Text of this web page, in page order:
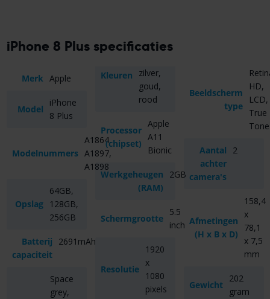
iPhone 8 Plus specificaties
Merk Apple
Model
iPhone
8 Plus
Modelnummers
A1864,
A1897,
A1898
Opslag
64GB,
128GB,
256GB
Batterij
capaciteit
2691mAh
Kleuren
Space
grey,
zilver,
goud,
rood
Processor
(chipset)
Apple
A11
Bionic
Werkgeheugen
(RAM)
2GB
Schermgrootte
5.5
inch
Resolutie
1920
x
1080
pixels
Beeldscherm
type
HD,
LCD,
True
Tone
Aantal
achter
camera's
2
Afmetingen
(H x B x D)
158,4
x
78,1
x 7,5
mm
Gewicht
202
gram